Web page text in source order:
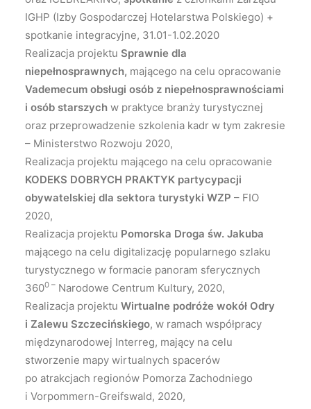
IGHP (Izby Gospodarczej Hotelarstwa Polskiego) +
spotkanie integracyjne, 31.01-1.02.2020
Realizacja projektu Sprawnie dla
niepełnosprawnych, mającego na celu opracowanie
Vademecum obsługi osób z niepełnosprawnościami
i osób starszych w praktyce branży turystycznej
oraz przeprowadzenie szkolenia kadr w tym zakresie
– Ministerstwo Rozwoju 2020,
Realizacja projektu mającego na celu opracowanie
KODEKS DOBRYCH PRAKTYK partycypacji
obywatelskiej dla sektora turystyki WZP – FIO
2020,
Realizacja projektu Pomorska Droga św. Jakuba
mającego na celu digitalizację popularnego szlaku
turystycznego w formacie panoram sferycznych
3600 – Narodowe Centrum Kultury, 2020,
Realizacja projektu Wirtualne podróże wokół Odry
i Zalewu Szczecińskiego, w ramach współpracy
międzynarodowej Interreg, mający na celu
stworzenie mapy wirtualnych spacerów
po atrakcjach regionów Pomorza Zachodniego
i Vorpommern-Greifswald, 2020,